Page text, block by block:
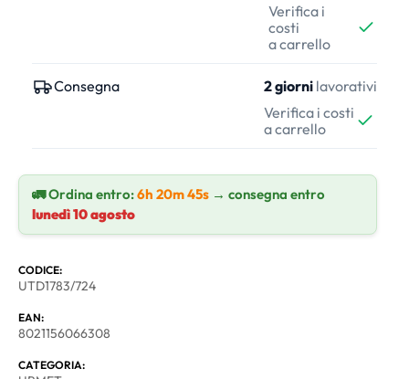
Verifica i
costi
a carrello
Consegna 2 giorni lavorativi
Verifica i costi
a carrello
🚛 Ordina entro:6h 20m 44s → consegna entro
lunedì 10 agosto
CODICE:
UTD1783/724
EAN:
8021156066308
CATEGORIA: